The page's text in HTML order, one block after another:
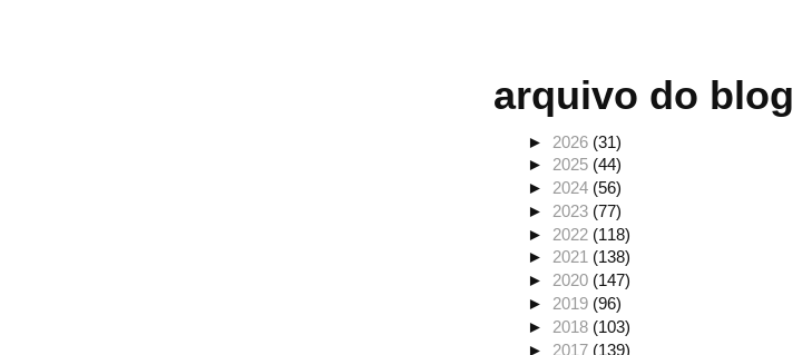
arquivo do blog
► 2026 (31)
► 2025 (44)
► 2024 (56)
► 2023 (77)
► 2022 (118)
►2021 (138)
► 2020 (147)
► 2019 (96)
► 2018 (103)
► 2017 (139)